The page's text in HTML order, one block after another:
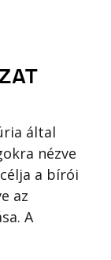
által
nézve
a bírói
az
A